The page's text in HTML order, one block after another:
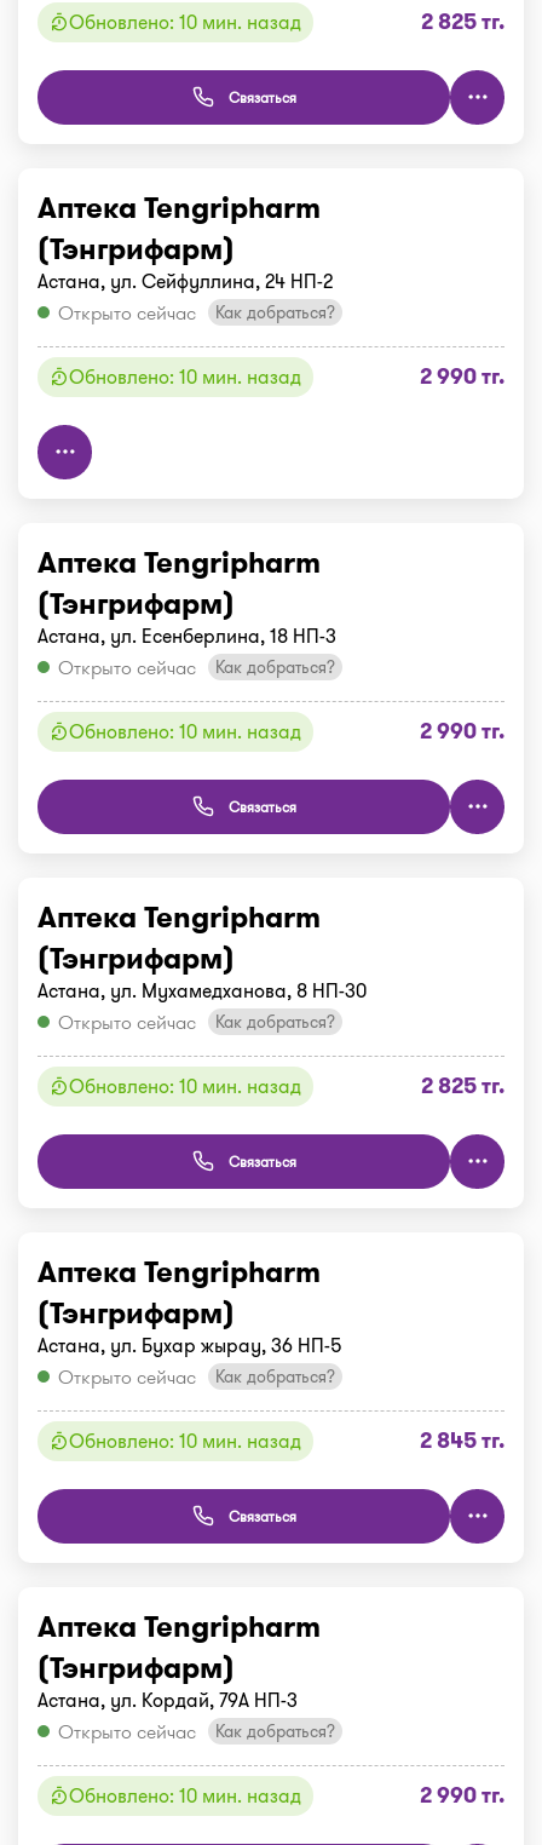
Обновлено: 10 мин. назад 2 825 тг.
Связаться
Аптека Tengripharm
(Тэнгрифарм)
Астана, ул. Сейфуллина, 24 НП-2
Открыто сейчас
Как добраться?
Обновлено: 10 мин. назад 2 990 тг.
Аптека Tengripharm
(Тэнгрифарм)
Астана, ул. Есенберлина, 18 НП-3
Открыто сейчас
Как добраться?
Обновлено: 10 мин. назад 2 990 тг.
Связаться
Аптека Tengripharm
(Тэнгрифарм)
Астана, ул. Мухамедханова, 8 НП-30
Открыто сейчас
Как добраться?
Обновлено: 10 мин. назад 2 825 тг.
Связаться
Аптека Tengripharm
(Тэнгрифарм)
Астана, ул. Бухар жырау, 36 НП-5
Открыто сейчас
Как добраться?
Обновлено: 10 мин. назад 2 845 тг.
Связаться
Аптека Tengripharm
(Тэнгрифарм)
Астана, ул. Кордай, 79А НП-3
Открыто сейчас
Как добраться?
Обновлено: 10 мин. назад 2 990 тг.